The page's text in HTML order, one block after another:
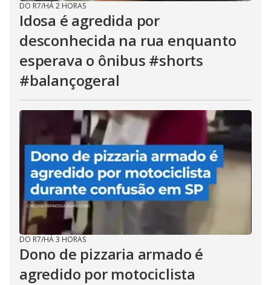
DO R7/HÁ 2 HORAS
Idosa é agredida por
desconhecida na rua enquanto
esperava o ônibus #shorts
#balançogeral
DO R7/HÁ 3 HORAS
Dono de pizzaria armado é
agredido por motociclista